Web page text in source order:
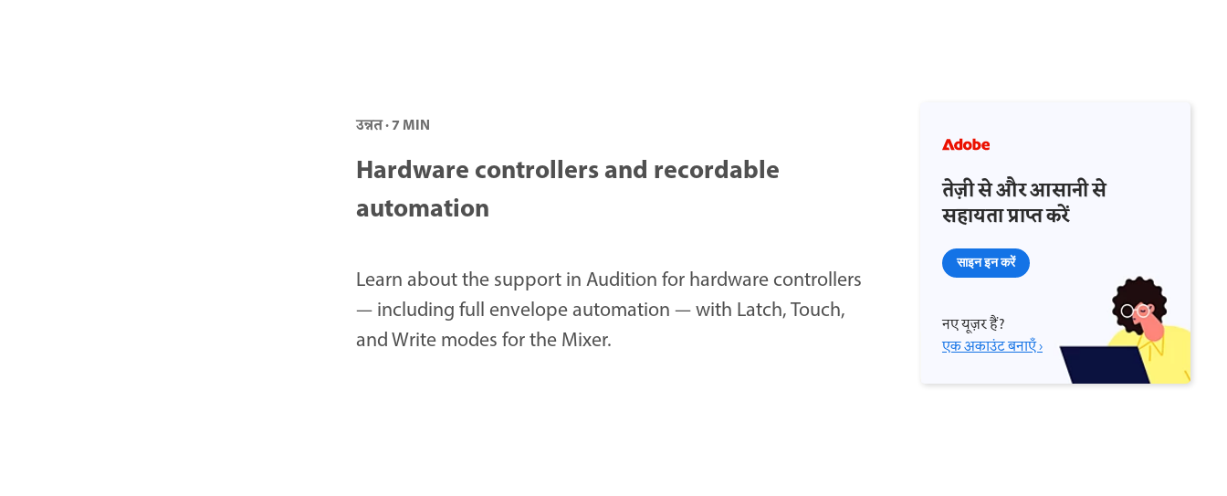
उन्नत · 7 MIN
Hardware controllers and recordable
automation
Learn about the support in Audition for hardware controllers
— including full envelope automation — with Latch, Touch,
and Write modes for the Mixer.
तेज़ी से और आसानी से
सहायता प्राप्त करें
साइन इन करें
नए यूज़र हैं?
एक अकाउंट बनाएँ ›